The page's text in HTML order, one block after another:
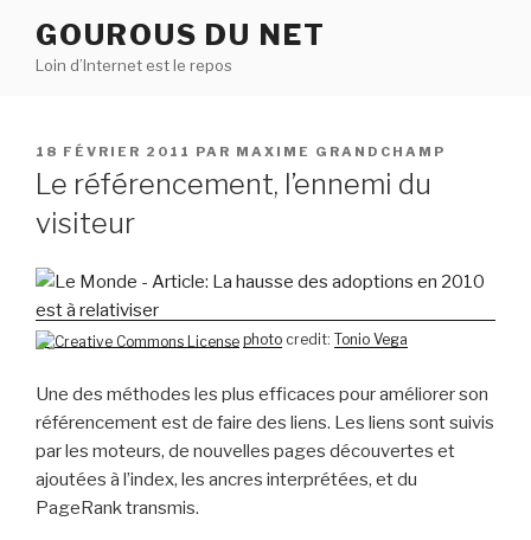
contenu
GOUROUS DU NET
Loin d’Internet est le repos
PUBLIÉ
LE
18 FÉVRIER 2011 PAR MAXIME GRANDCHAMP
Le référencement, l’ennemi du
visiteur
photo credit: Tonio Vega
Une des méthodes les plus efficaces pour améliorer son
référencement est de faire des liens. Les liens sont suivis
par les moteurs, de nouvelles pages découvertes et
ajoutées à l’index, les ancres interprétées, et du
PageRank transmis.